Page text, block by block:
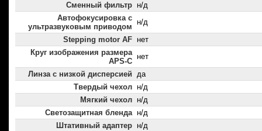
Сменный фильтр н/д
Автофокусировка с
ультразвуковым приводом
н/д
Stepping motor AF нет
Круг изображения размера
APS-C
нет
Линза с низкой дисперсией да
Твердый чехол н/д
Мягкий чехол н/д
Светозащитная бленда н/д
Штативный адаптер н/д